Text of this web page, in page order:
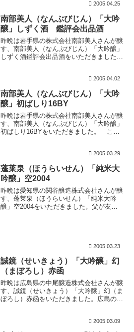
ょうか？まずはこの濁った部分を混ぜずに
上澄み部分を...
2005.04.25
南部美人（なんぶびじん）「大吟
醸」しずく酒 鑑評会出品酒
昨晩は岩手県の株式会社南部美人さんが醸
す、南部美人（なんぶびじん）「大吟醸」
しずく酒鑑評会出品酒をいただきました。
す。 上立ち香は柑橘系で、優しく華やか
に香りま...
2005.04.02
南部美人（なんぶびじん）「大吟
醸」初ばしり16BY
昨晩は岩手県の株式会社南部美人さんが醸
す、南部美人（なんぶびじん）「大吟醸」
初ばしり16BYをいただきました。 この
に分離するのですが、この時出てきたお酒
の初期の部...
2005.03.29
蓬莱泉（ほうらいせん）「純米大
吟醸」空2004
昨晩は愛知県の関谷醸造株式会社さんが醸
す、蓬莱泉（ほうらいせん）「純米大吟
醸」空2004をいただきました。父が友人
2005.03.23
誠鏡（せいきょう）「大吟醸」幻
（まぼろし）赤函
昨晩は広島県の中尾醸造株式会社さんが醸
す、誠鏡（せいきょう）「大吟醸」幻（ま
ぼろし）赤函をいただきました。広島の友
み、鼻の奥を駆け抜けていきます。甘い味
2005.03.09